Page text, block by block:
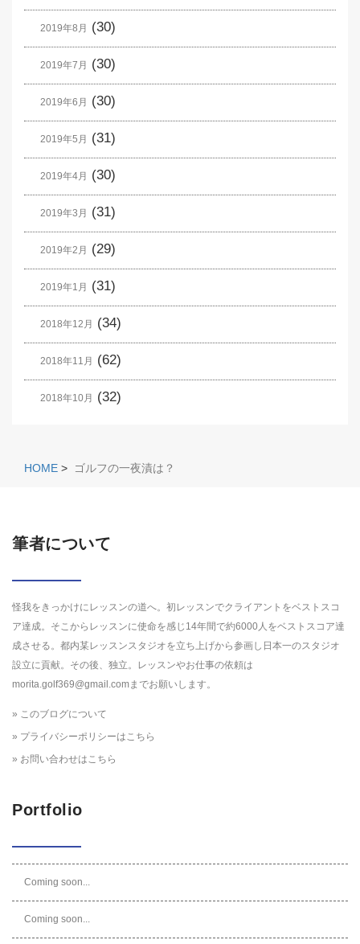
2019年8月 (30)
2019年7月 (30)
2019年6月 (30)
2019年5月 (31)
2019年4月 (30)
2019年3月 (31)
2019年2月 (29)
2019年1月 (31)
2018年12月 (34)
2018年11月 (62)
2018年10月 (32)
HOME > ゴルフの一夜漬は？
筆者について
怪我をきっかけにレッスンの道へ。初レッスンでクライアントをベストスコ
ア達成。そこからレッスンに使命を感じ14年間で約6000人をベストスコア達
成させる。都内某レッスンスタジオを立ち上げから参画し日本一のスタジオ
設立に貢献。その後、独立。レッスンやお仕事の依頼は
morita.golf369@gmail.comまでお願いします。
» このブログについて
» プライバシーポリシーはこちら
» お問い合わせはこちら
Portfolio
Coming soon...
Coming soon...